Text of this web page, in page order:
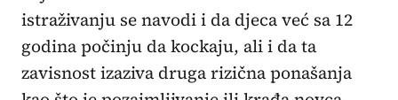
istraživanju se navodi i da djeca već sa 12
godina počinju da kockaju, ali i da ta
zavisnost izaziva druga rizična ponašanja